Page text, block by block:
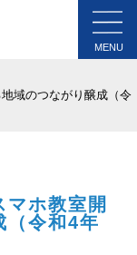
MENU
域のつながり醸成（令
ホ教室開
（令和4年